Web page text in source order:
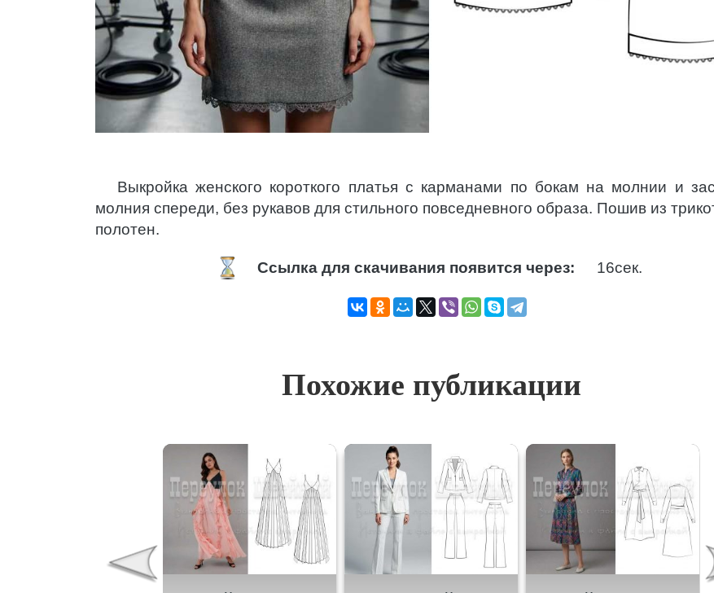
Выкройка женского короткого платья с карманами по бокам на молнии и
молния спереди, без рукавов для стильного повседневного образа. Пошив из
полотен.
Ссылка для скачивания появится через: 15сек.
Похожие публикации